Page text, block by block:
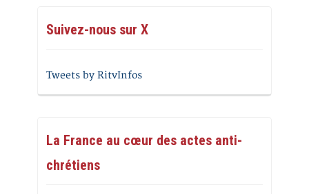
Suivez-nous sur X
Tweets by RitvInfos
La France au cœur des actes anti-
chrétiens